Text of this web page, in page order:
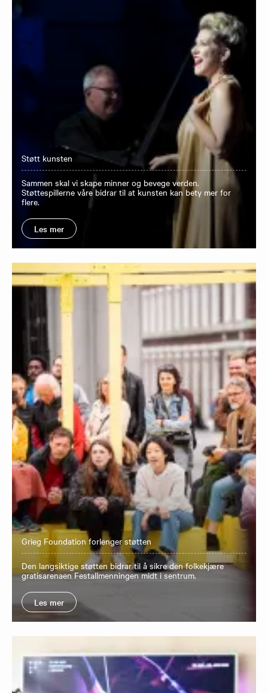
Støtt kunsten
Sammen skal vi skape minner og bevege verden.
Støttespillerne våre bidrar til at kunsten kan bety mer for
flere.
Les mer
Grieg Foundation forlenger støtten
Den langsiktige støtten bidrar til å sikre den folkekjære
gratisarenaen Festallmenningen midt i sentrum.
Les mer